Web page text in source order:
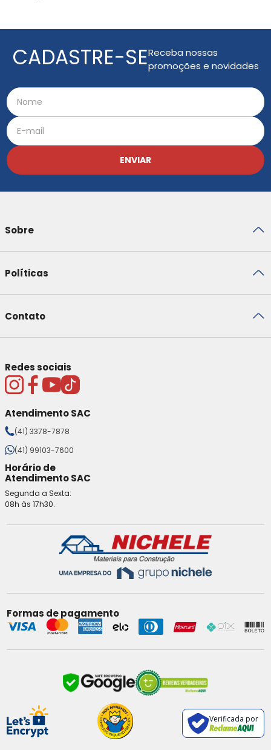
CADASTRE-SEReceba nossas
promoções e novidades
ENVIAR
Sobre
Políticas
Contato
Redes sociais
Atendimento SAC
(41) 3378-7878
(41) 99103-7600
Horário de
Atendimento SAC
Segunda a Sexta:
08h às 17h30.
Formas de pagamento
Verificada por